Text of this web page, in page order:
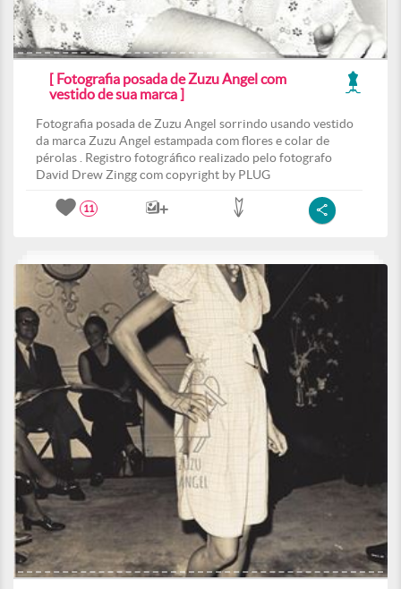
[ Fotografia posada de Zuzu Angel com
vestido de sua marca ]
Fotografia posada de Zuzu Angel sorrindo usando vestido
da marca Zuzu Angel estampada com flores e colar de
pérolas . Registro fotográfico realizado pelo fotografo
David Drew Zingg com copyright by PLUG
11